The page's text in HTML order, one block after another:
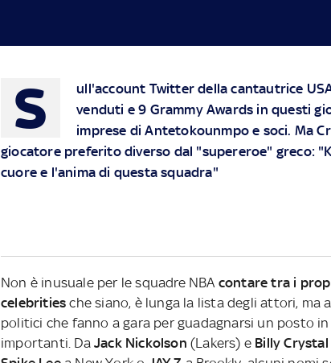
S
ull'account Twitter della cantautrice
venduti e 9 Grammy Awards in questi
imprese di Antetokounmpo e soci. Ma
giocatore preferito diverso dal "supereroe" greco:
cuore e l'anima di questa squadra"
Non è inusuale per le squadre NBA contare tra i
celebritiesche siano, è lunga la lista degli attori, ma
politici che fanno a gara per guadagnarsi un posto
importanti. Da Jack Nickolson (Lakers) e Billy Crystal